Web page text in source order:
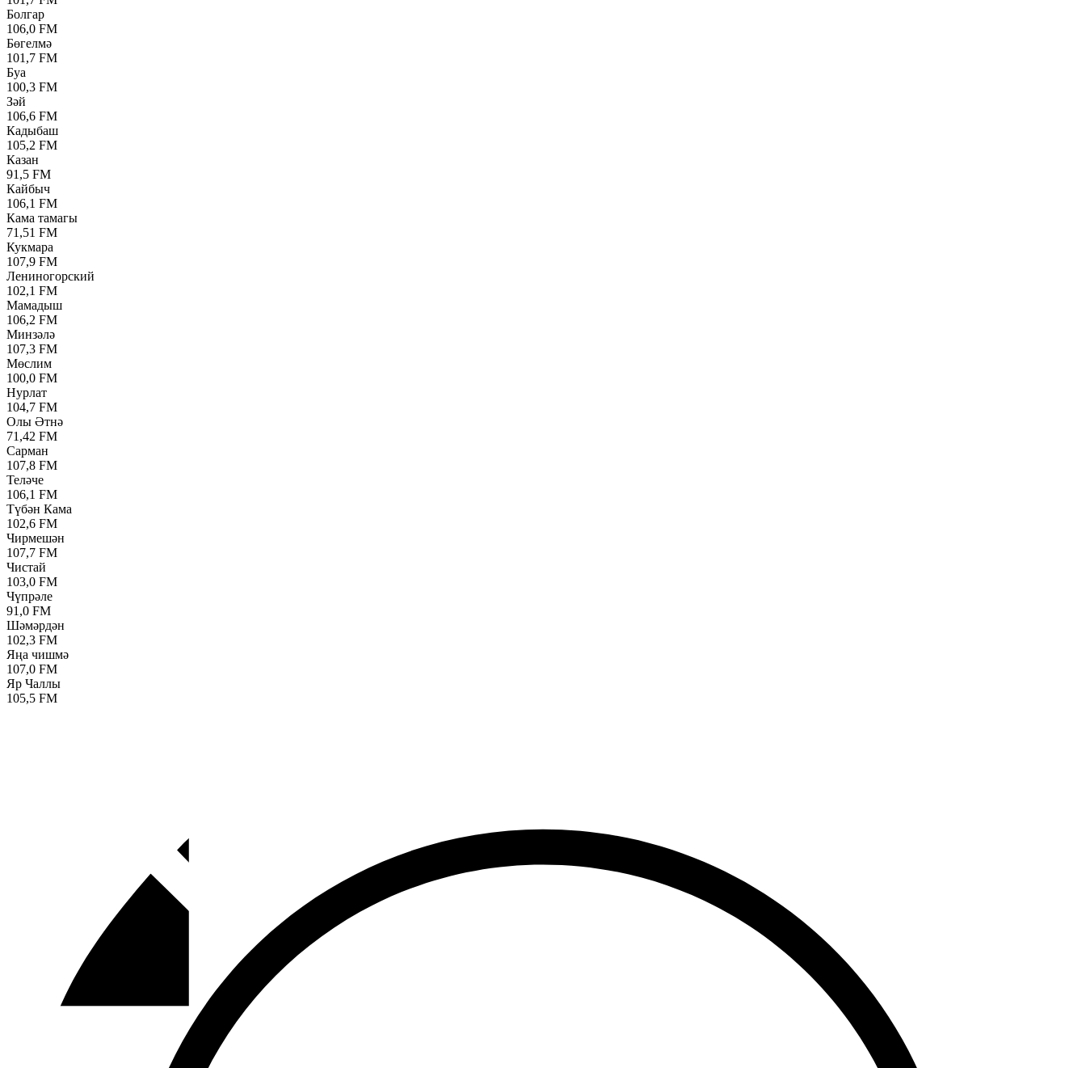
Болгар
106,0 FM
Бөгелмә
101,7 FM
Буа
100,3 FM
Зәй
106,6 FM
Кадыбаш
105,2 FM
Казан
91,5 FM
Кайбыч
106,1 FM
Кама тамагы
71,51 FM
Кукмара
107,9 FM
Лениногорский
102,1 FM
Мамадыш
106,2 FM
Минзәлә
107,3 FM
Мөслим
100,0 FM
Нурлат
104,7 FM
Олы Әтнә
71,42 FM
Сарман
107,8 FM
Теләче
106,1 FM
Түбән Кама
102,6 FM
Чирмешән
107,7 FM
Чистай
103,0 FM
Чүпрәле
91,0 FM
Шәмәрдән
102,3 FM
Яңа чишмә
107,0 FM
Яр Чаллы
105,5 FM